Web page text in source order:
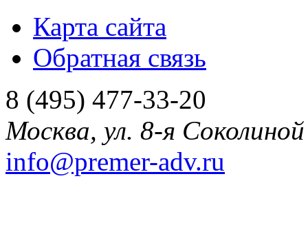
Карта сайта
Обратная связь
8 (495) 477-33-20
Москва, ул. 8-я
info@premer-adv.ru